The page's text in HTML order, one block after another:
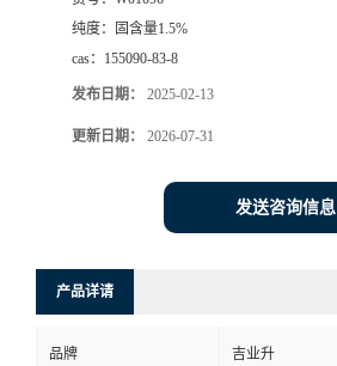
纯度：
固含量1.5%
cas： 155090-83-8
发布日期： 2025-02-13
更新日期： 2026-07-31
发送咨询信息
产品详请
品牌 吉业升